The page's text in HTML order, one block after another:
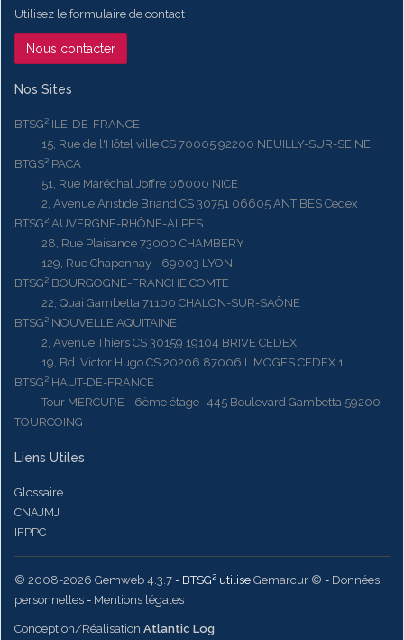
Utilisez le formulaire de contact
Nous contacter
Nos Sites
BTSG² ILE-DE-FRANCE
15, Rue de l'Hôtel ville CS 70005 92200 NEUILLY-SUR-SEINE
BTGS² PACA
51, Rue Maréchal Joffre 06000 NICE
2, Avenue Aristide Briand CS 30751 06605 ANTIBES Cedex
BTSG² AUVERGNE-RHÔNE-ALPES
28, Rue Plaisance 73000 CHAMBERY
129, Rue Chaponnay - 69003 LYON
BTSG² BOURGOGNE-FRANCHE COMTE
22, Quai Gambetta 71100 CHALON-SUR-SAÔNE
BTSG² NOUVELLE AQUITAINE
2, Avenue Thiers CS 30159 19104 BRIVE CEDEX
19, Bd. Victor Hugo CS 20206 87006 LIMOGES CEDEX 1
BTSG² HAUT-DE-FRANCE
Tour MERCURE - 6ème étage- 445 Boulevard Gambetta 59200
TOURCOING
Liens Utiles
Glossaire
CNAJMJ
IFPPC
© 2008-2026 Gemweb 4.3.7 - BTSG² utilise Gemarcur © - Données
personnelles - Mentions légales
Conception/Réalisation Atlantic Log